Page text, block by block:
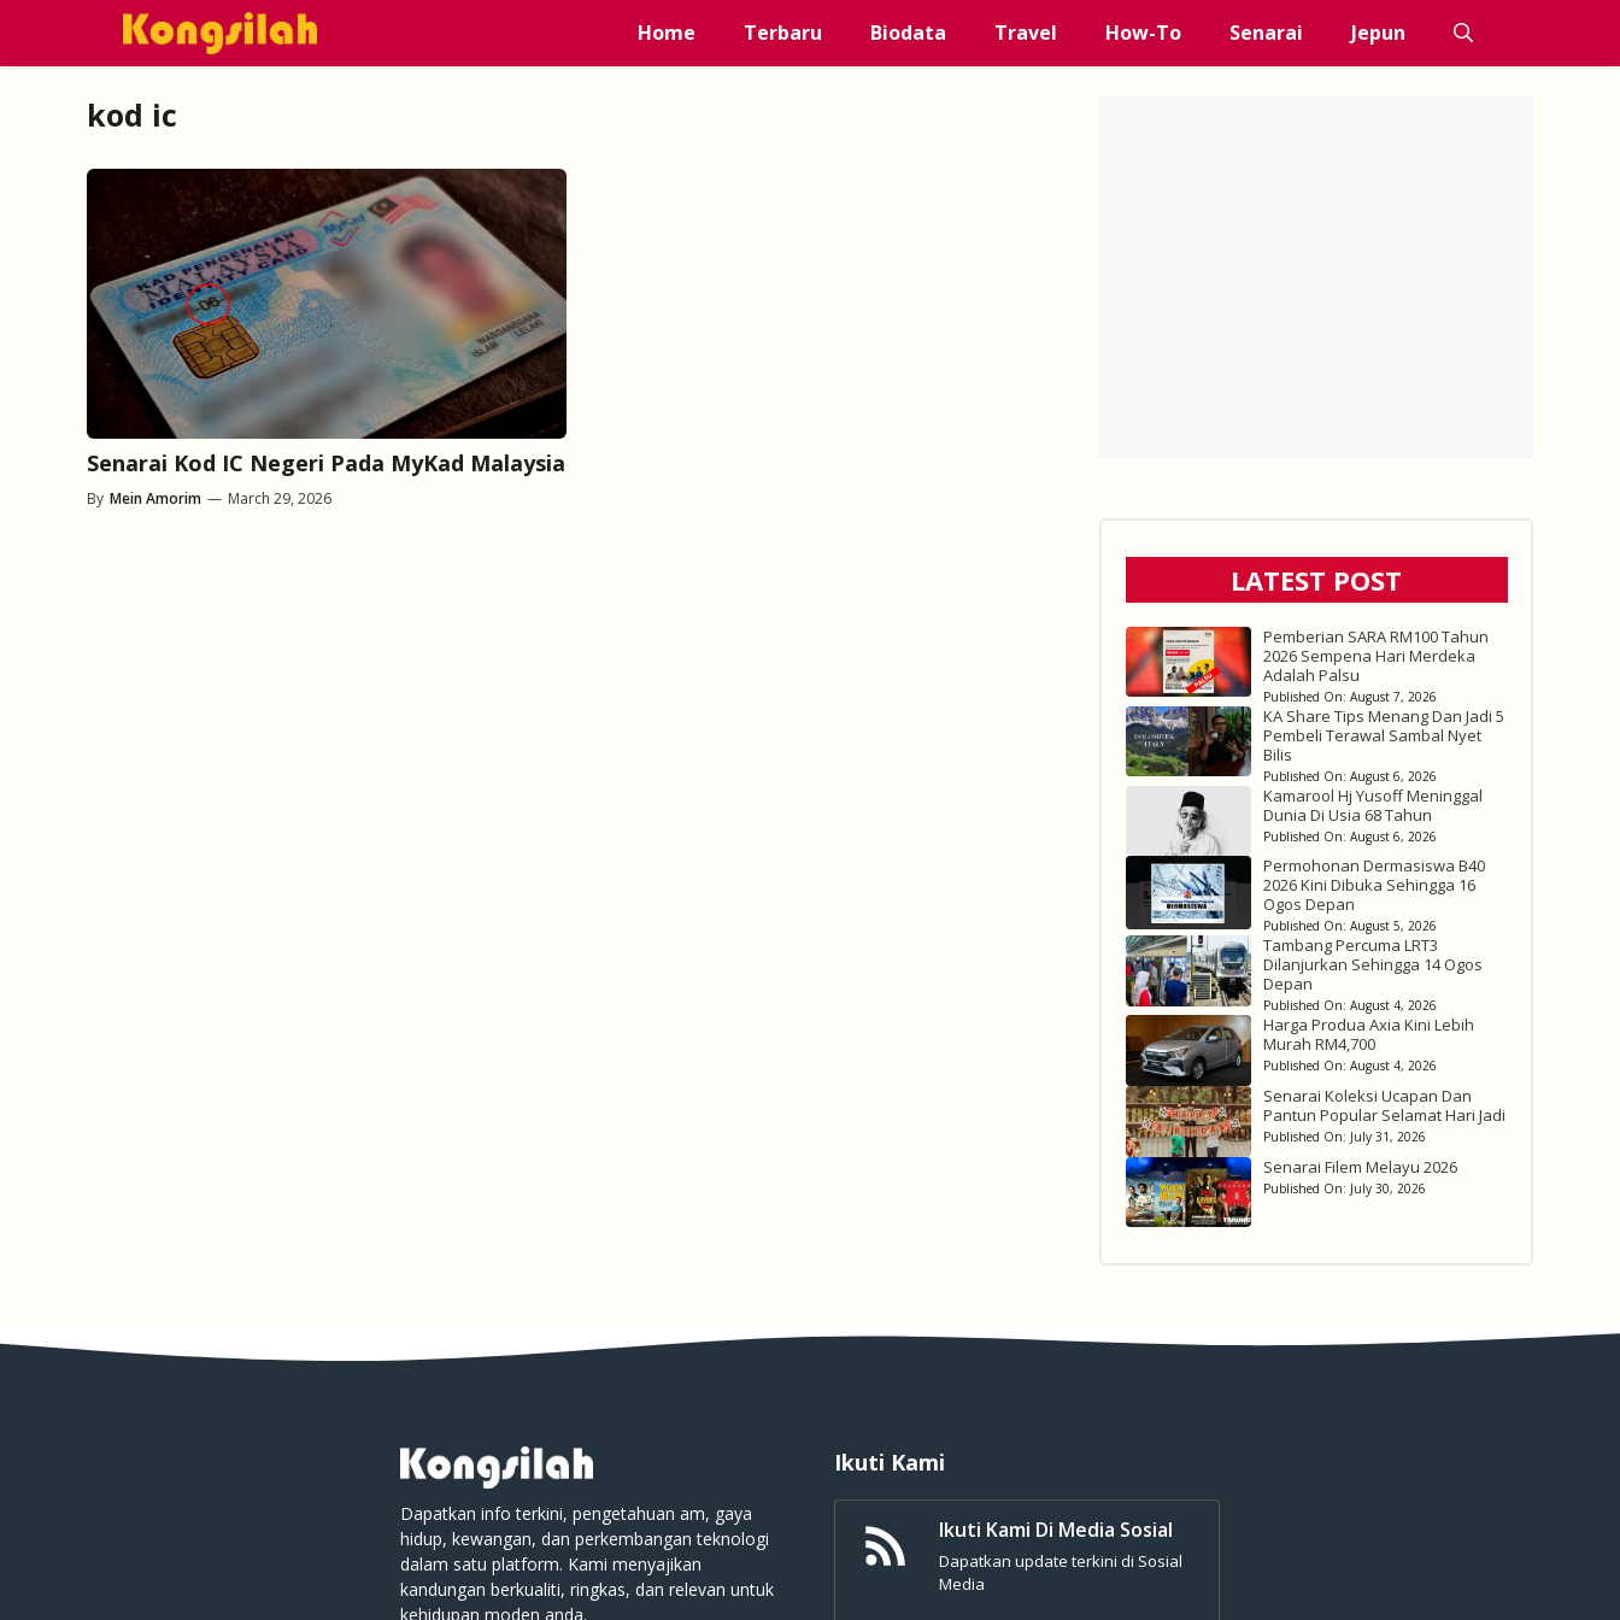
Home Terbaru Biodata Travel How-To Senarai Jepun
kod ic
Senarai Kod IC Negeri Pada MyKad Malaysia
By Mein Amorim — March 29, 2026
LATEST POST
Pemberian SARA RM100 Tahun
2026 Sempena Hari Merdeka
Adalah Palsu
Published On: August 7, 2026
KA Share Tips Menang Dan Jadi 5
Pembeli Terawal Sambal Nyet
Bilis
Published On: August 6, 2026
Kamarool Hj Yusoff Meninggal
Dunia Di Usia 68 Tahun
Published On: August 6, 2026
Permohonan Dermasiswa B40
2026 Kini Dibuka Sehingga 16
Ogos Depan
Published On: August 5, 2026
Tambang Percuma LRT3
Dilanjurkan Sehingga 14 Ogos
Depan
Published On: August 4, 2026
Harga Produa Axia Kini Lebih
Murah RM4,700
Published On: August 4, 2026
Senarai Koleksi Ucapan Dan
Pantun Popular Selamat Hari Jadi
Published On: July 31, 2026
Senarai Filem Melayu 2026
Published On: July 30, 2026
Dapatkan info terkini, pengetahuan am, gaya
hidup, kewangan, dan perkembangan teknologi
dalam satu platform. Kami menyajikan
kandungan berkualiti, ringkas, dan relevan untuk
kehidupan moden anda.
Ikuti Kami
Ikuti Kami Di Media Sosial
Dapatkan update terkini di Sosial
Media